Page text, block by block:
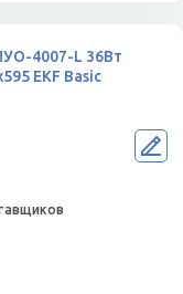
4007-L 36Вт
EKF Basic